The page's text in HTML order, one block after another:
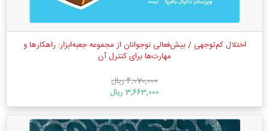
اختلال کم‌توجهی / بیش‌فعالی نوجوانان از مجموعه جعبه‌ابزار: راهکارها و
مهارت‌ها برای کنترل آن
4,070,000 ریال
3,663,000 ریال